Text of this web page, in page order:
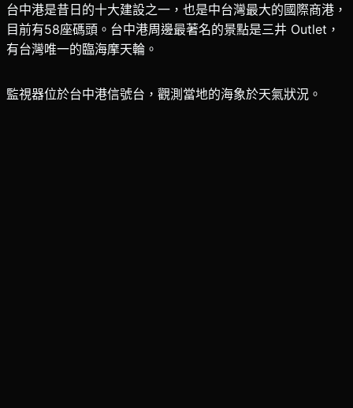
台中港是昔日的十大建設之一，也是中台灣最大的國際商港，
目前有58座碼頭。台中港周邊最著名的景點是三井 Outlet，
有台灣唯一的臨海摩天輪。
監視器位於台中港信號台，觀測當地的海象於天氣狀況。